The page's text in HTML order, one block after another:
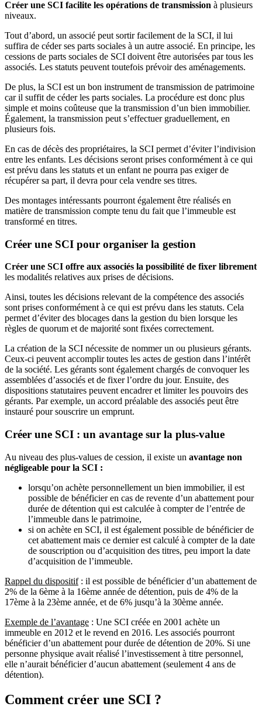
Créer une SCI facilite les opérations de transmission à plusieurs
niveaux.
Tout d’abord, un associé peut sortir facilement de la SCI, il lui
suffira de céder ses parts sociales à un autre associé. En principe, les
cessions de parts sociales de SCI doivent être autorisées par tous les
associés. Les statuts peuvent toutefois prévoir des aménagements.
De plus, la SCI est un bon instrument de transmission de patrimoine
car il suffit de céder les parts sociales. La procédure est donc plus
simple et moins coûteuse que la transmission d’un bien immobilier.
Également, la transmission peut s’effectuer graduellement, en
plusieurs fois.
En cas de décès des propriétaires, la SCI permet d’éviter l’indivision
entre les enfants. Les décisions seront prises conformément à ce qui
est prévu dans les statuts et un enfant ne pourra pas exiger de
récupérer sa part, il devra pour cela vendre ses titres.
Des montages intéressants pourront également être réalisés en
matière de transmission compte tenu du fait que l’immeuble est
transformé en titres.
Créer une SCI pour organiser la gestion
Créer une SCI offre aux associés la possibilité de fixer librement
les modalités relatives aux prises de décisions.
Ainsi, toutes les décisions relevant de la compétence des associés
sont prises conformément à ce qui est prévu dans les statuts. Cela
permet d’éviter des blocages dans la gestion du bien lorsque les
règles de quorum et de majorité sont fixées correctement.
La création de la SCI nécessite de nommer un ou plusieurs gérants.
Ceux-ci peuvent accomplir toutes les actes de gestion dans l’intérêt
de la société. Les gérants sont également chargés de convoquer les
assemblées d’associés et de fixer l’ordre du jour. Ensuite, des
dispositions statutaires peuvent encadrer et limiter les pouvoirs des
gérants. Par exemple, un accord préalable des associés peut être
instauré pour souscrire un emprunt.
Créer une SCI : un avantage sur la plus-value
Au niveau des plus-values de cession, il existe un avantage non
négligeable pour la SCI :
lorsqu’on achète personnellement un bien immobilier, il est
possible de bénéficier en cas de revente d’un abattement pour
durée de détention qui est calculée à compter de l’entrée de
l’immeuble dans le patrimoine,
si on achète en SCI, il est également possible de bénéficier de
cet abattement mais ce dernier est calculé à compter de la date
de souscription ou d’acquisition des titres, peu import la date
d’acquisition de l’immeuble.
Rappel du dispositif: il est possible de bénéficier d’un abattement de
2% de la 6ème à la 16ème année de détention, puis de 4% de la
17ème à la 23ème année, et de 6% jusqu’à la 30ème année.
Exemple de l’avantage : Une SCI créée en 2001 achète un
immeuble en 2012 et le revend en 2016. Les associés pourront
bénéficier d’un abattement pour durée de détention de 20%. Si une
personne physique avait réalisé l’investissement à titre personnel,
elle n’aurait bénéficier d’aucun abattement (seulement 4 ans de
détention).
Comment créer une SCI ?